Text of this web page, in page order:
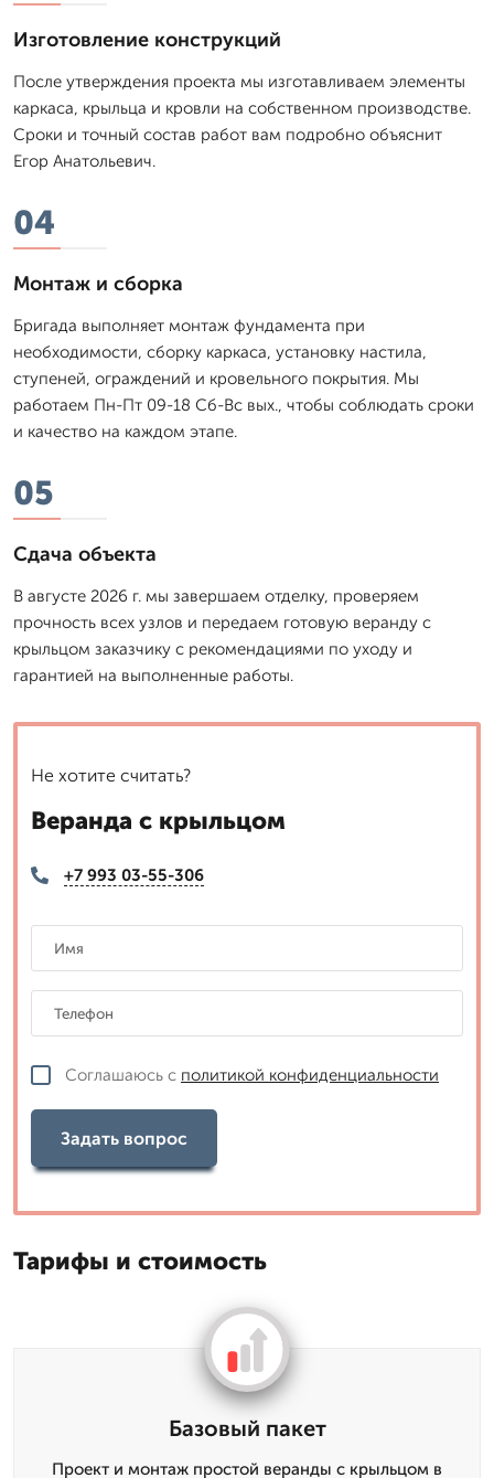
Изготовление конструкций
После утверждения проекта мы изготавливаем элементы
каркаса, крыльца и кровли на собственном производстве.
Сроки и точный состав работ вам подробно объяснит
Егор Анатольевич.
04
Монтаж и сборка
Бригада выполняет монтаж фундамента при
необходимости, сборку каркаса, установку настила,
ступеней, ограждений и кровельного покрытия. Мы
работаем Пн-Пт 09-18 Сб-Вс вых., чтобы соблюдать сроки
и качество на каждом этапе.
05
Сдача объекта
В августе 2026 г. мы завершаем отделку, проверяем
прочность всех узлов и передаем готовую веранду с
крыльцом заказчику с рекомендациями по уходу и
гарантией на выполненные работы.
Не хотите считать?
Веранда с крыльцом
+7 993 03-55-306
Соглашаюсь с политикой конфиденциальности
Задать вопрос
Тарифы и стоимость
Базовый пакет
Проект и монтаж простой веранды с крыльцом в